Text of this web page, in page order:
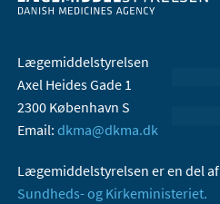
Lægemiddelstyrelsen
Axel Heides Gade 1
2300 København S
Email: dkma@dkma.dk
Lægemiddelstyrelsen er en del af
Sundheds- og Kirkeministeriet.